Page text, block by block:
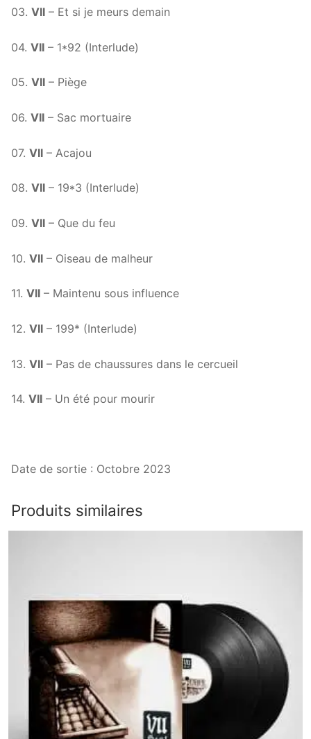
03. VII – Et si je meurs demain
04. VII – 1*92 (Interlude)
05. VII – Piège
06. VII – Sac mortuaire
07. VII – Acajou
08. VII – 19*3 (Interlude)
09. VII – Que du feu
10. VII – Oiseau de malheur
11. VII – Maintenu sous influence
12. VII – 199* (Interlude)
13. VII – Pas de chaussures dans le cercueil
14. VII – Un été pour mourir
Date de sortie : Octobre 2023
Produits similaires